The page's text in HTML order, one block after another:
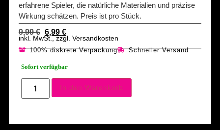
erfahrene Spieler, die natürliche Materialien und präzise
Wirkung schätzen. Preis ist pro Stück.
9,99€ 6,99 €
inkl. MwSt., zzgl. Versandkosten
100% diskrete Verpackung Schneller Versand
Sofort verfügbar
In den Warenkorb